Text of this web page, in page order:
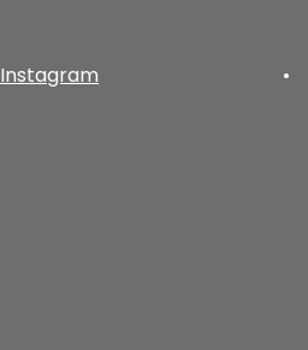
Instagram •